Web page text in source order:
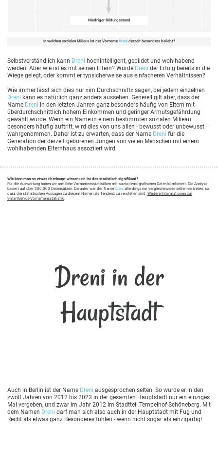
Niedriger Bildungsstand
In welchen sozialen Milieus ist der Vorname Dreniderzeit besonders beliebt?
Selbstverständlich kann Dreni hochintelligent, gebildet und wohlhabend
werden. Aber wie ist es mit seinen Eltern? Wurde Dreni der Erfolg bereits in die
Wiege gelegt, oder kommt er typsicherweise aus einfacheren Verhältnissen?
Wie immer lässt sich dies nur »im Durchschnitt« sagen, bei jedem einzelnen
Dreni kann es natürlich ganz anders aussehen. Generell gilt aber, dass der
Name Dreni in den letzten Jahren ganz besonders häufig von Eltern mit
überdurchschnittlich hohem Einkommen und geringer Armutsgefährdung
gewählt wurde. Wenn ein Name in einem bestimmten sozialen Milieau
besonders häufig auftritt, wird dies von uns allen - bewusst oder unbewusst -
wahrgenommen. Daher ist zu erwarten, dass der Name Dreni für die
Generation der derzeit geborenen Jungen von vielen Menschen mit einem
wohlhabenden Elternhaus assoziiert wird.
Wie kann man so etwas überhaupt wissen und ist das statistisch signifikant?
Für die Auswertung haben wir amtliche Vornamensstatistiken mit soziodemografischen Daten kombiniert. Die Analyse
basiert auf über 300.000 Datensätzen. Darunter war der Name Dreni allerdings nur vergleichsweise selten vertreten, so
dass die statistischen Aussagen zu diesem Namen als Tendenz zu verstehen sind. Weitere Informationen zur
SmartGenius-Vornamensstatistik.
Dreni in der
Hauptstadt
Auch in Berlin ist der Name Dreni ausgesprochen selten. So wurde er in den
zwölf Jahren von 2012 bis 2023 in der gesamten Hauptstadt nur ein einziges
Mal vergeben, und zwar im Jahr 2012 im Stadtteil Tempelhof-Schöneberg. Mit
dem Namen Dreni darf man sich also auch in der Hauptstadt mit Fug und
Recht als etwas ganz Besonderes fühlen - wenn nicht sogar als einzigartig!